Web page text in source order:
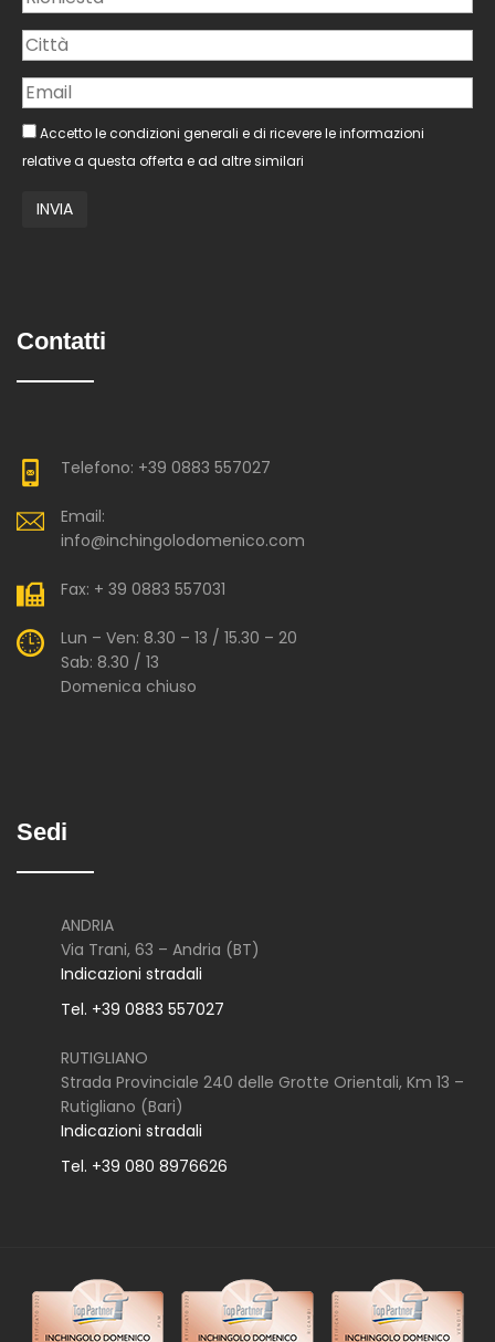
Accetto le condizioni generali e di ricevere le informazioni
relative a questa offerta e ad altre similari
Contatti
Telefono: +39 0883 557027
Email:
info@inchingolodomenico.com
Fax: + 39 0883 557031
Lun – Ven: 8.30 – 13 / 15.30 – 20
Sab: 8.30 / 13
Domenica chiuso
Sedi
ANDRIA
Via Trani, 63 – Andria (BT)
Indicazioni stradali
Tel. +39 0883 557027
RUTIGLIANO
Strada Provinciale 240 delle Grotte Orientali, Km 13 –
Rutigliano (Bari)
Indicazioni stradali
Tel. +39 080 8976626